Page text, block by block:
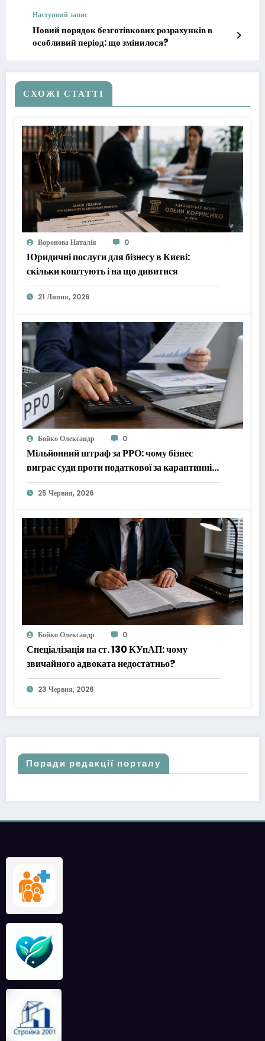
Наступний запис
Новий порядок безготівкових розрахунків в
особливий період: що змінилося?
СХОЖІ СТАТТІ
Воронова Наталія 0
Юридичні послуги для бізнесу в Києві:
скільки коштують і на що дивитися
21 Липня, 2026
Бойко Олександр 0
Мільйонний штраф за РРО: чому бізнес
виграє суди проти податкової за карантинні
періоди
25 Червня, 2026
Бойко Олександр 0
Спеціалізація на ст. 130 КУпАП: чому
звичайного адвоката недостатньо?
23 Червня, 2026
Поради редакції порталу